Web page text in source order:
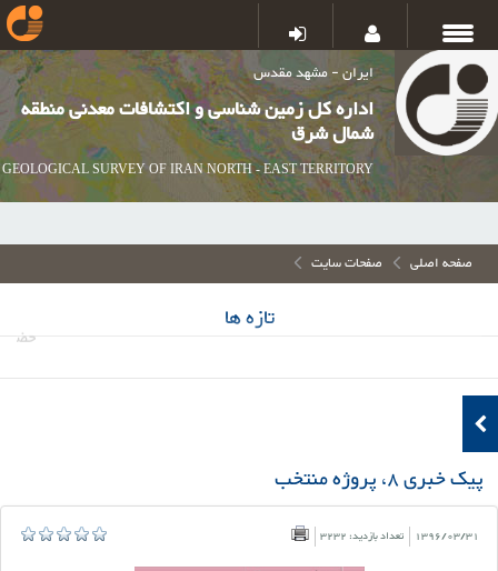
ایران - مشهد مقدس
اداره کل زمین شناسی و اکتشافات معدنی منطقه
شمال شرق
GEOLOGICAL SURVEY OF IRAN NORTH - EAST TERRITORY
صفحه اصلی صفحات سایت
تازه ها
پیک خبری 8، پروژه منتخب
1396/03/31 تعداد بازدید: 3232